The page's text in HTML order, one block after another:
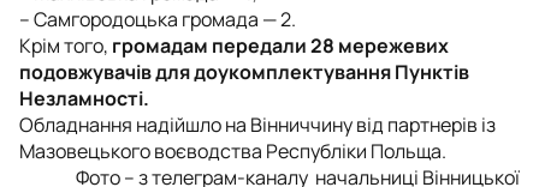
– Самгородоцька громада — 2.
Крім того, громадам передали 28 мережевих
подовжувачів для доукомплектування Пунктів
Незламності.
Обладнання надійшло на Вінниччину від партнерів із
Мазовецького воєводства Республіки Польща.
Фото – з телеграм-каналу начальниці Вінницької